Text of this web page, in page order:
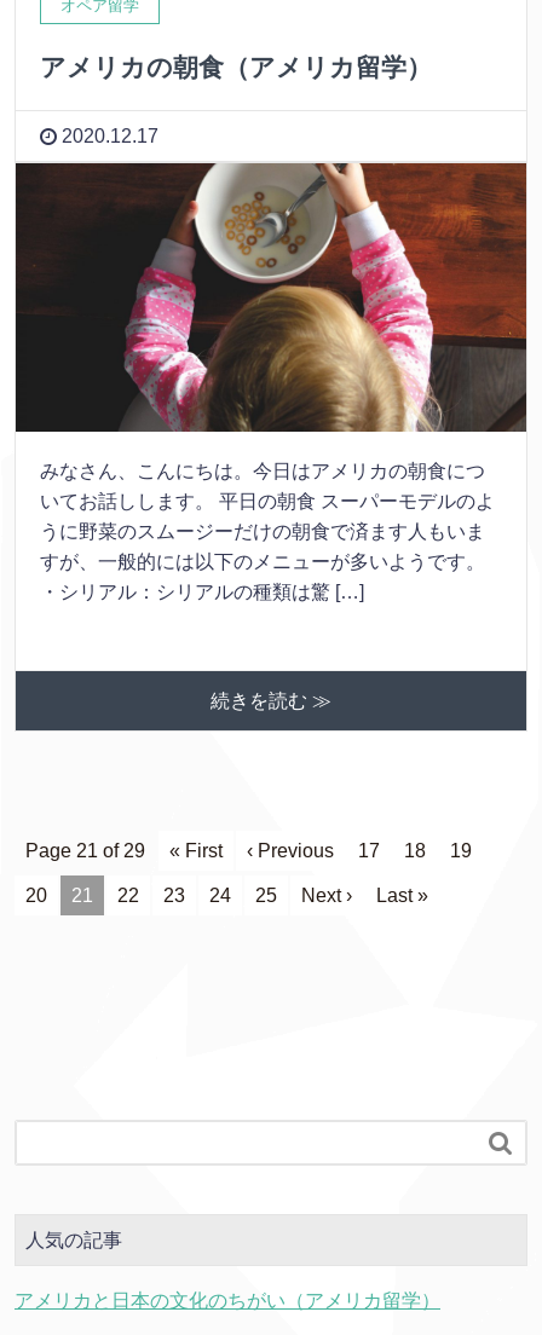
オペア留学
アメリカの朝食（アメリカ留学）
2020.12.17
みなさん、こんにちは。今日はアメリカの朝食につ
いてお話しします。 平日の朝食 スーパーモデルのよ
うに野菜のスムージーだけの朝食で済ます人もいま
すが、一般的には以下のメニューが多いようです。
・シリアル：シリアルの種類は驚 […]
続きを読む ≫
Page 21 of 29 « First ‹ Previous 17 18 19
20 21 22 23 24 25 Next › Last »

人気の記事
アメリカと日本の文化のちがい（アメリカ留学）